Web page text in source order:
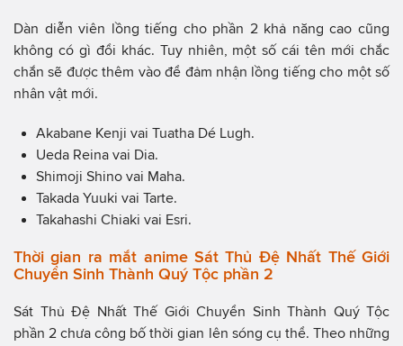
Dàn diễn viên lồng tiếng cho phần 2 khả năng cao cũng
không có gì đổi khác. Tuy nhiên, một số cái tên mới chắc
chắn sẽ được thêm vào để đảm nhận lồng tiếng cho một số
nhân vật mới.
Akabane Kenji vai Tuatha Dé Lugh.
Ueda Reina vai Dia.
Shimoji Shino vai Maha.
Takada Yuuki vai Tarte.
Takahashi Chiaki vai Esri.
Thời gian ra mắt anime Sát Thủ Đệ Nhất Thế Giới
Chuyển Sinh Thành Quý Tộc phần 2
Sát Thủ Đệ Nhất Thế Giới Chuyển Sinh Thành Quý Tộc
phần 2 chưa công bố thời gian lên sóng cụ thể. Theo những